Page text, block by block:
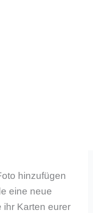
hinzufügen
eine neue
ihr Karten eurer